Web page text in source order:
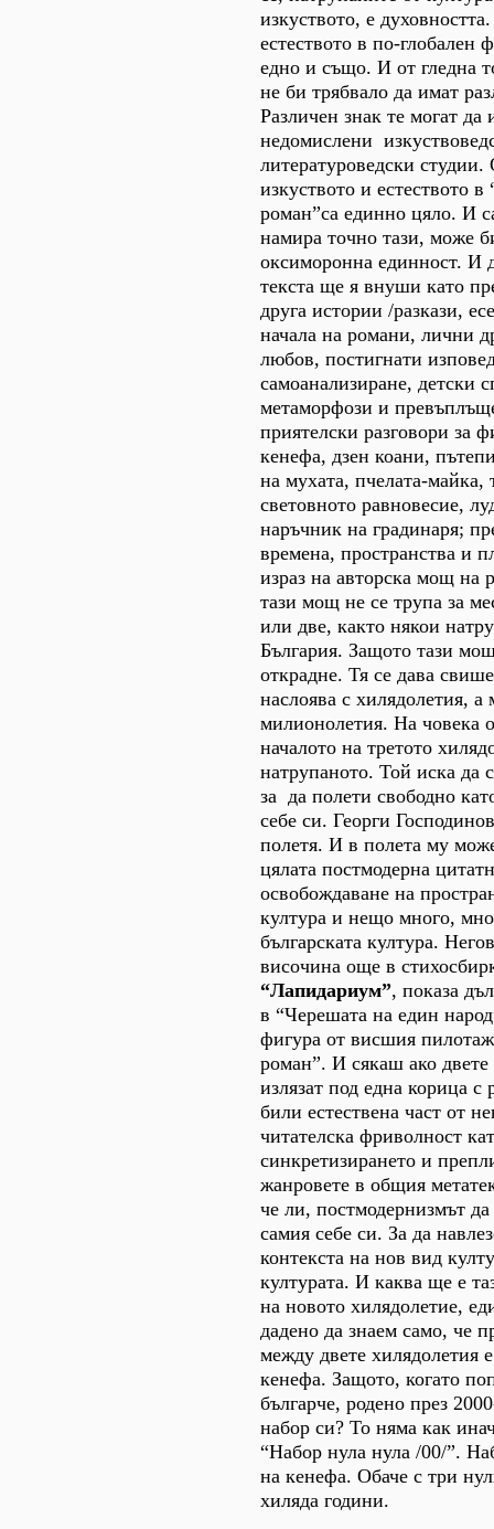
изкуството, е
естеството в по-глобален
едно и също. И от гледна
не би трябвало да имат
Различен знак те могат да
недомислени
литературоведски
изкуството и естеството в
роман”са единно цяло. И
намира точно тази, може
оксиморонна единност. И
текста ще я внуши като
друга истории /разкази,
начала на романи, лични
любов, постигнати
самоанализиране, детски
метаморфози и
приятелски разговори за
кенефа, дзен коани,
на мухата, пчелата-майка,
световното равновесие,
наръчник на градинаря;
времена, пространства и
израз на авторска мощ на
тази мощ не се трупа за
или две, както някои
България. Защото тази
открадне. Тя се дава
наслоява с хилядолетия,
милионолетия. На човекa
началото на третото
натрупаното. Той иска да
за да полети свободно
себе си. Георги
полетя. И в полета му
цялата постмодерна
освобождаване на
култура и нещо много,
българската култура.
височина още в
“Лапидариум”, показа
в “Черешата на един
фигура от висшия
роман”. И сякаш ако двете
излязат под една корица с
били естествена част от
читателска фриволност
синкретизирането и
жанровете в общия
че ли, постмодернизмът
самия себе си. За да
контекста на нов вид
културата. И каква ще е
на новото хилядолетие,
дадено да знаем само, че
между двете хилядолетия
кенефа. Защото, когато
българче, родено през
набор си? То няма как
“Набор нула нула /00/”.
на кенефа. Обаче с три
хиляда години.